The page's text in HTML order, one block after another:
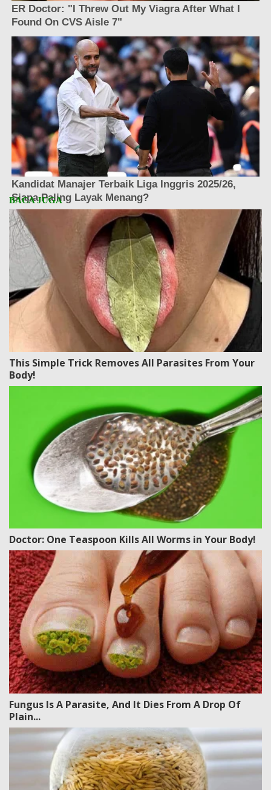
This Simple Trick Removes All Parasites From Your
Body!
Doctor: One Teaspoon Kills All Worms in Your Body!
Fungus Is A Parasite, And It Dies From A Drop Of
Plain...